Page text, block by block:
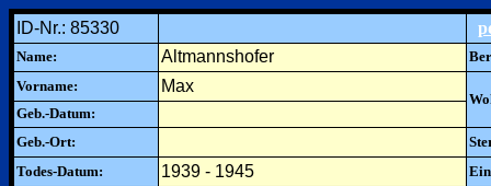
ID-Nr.: 85330
Name: Altmannshofer
Vorname:
Max
Geb.-Datum:
Geb.-Ort:
Todes-Datum:
1939 - 1945